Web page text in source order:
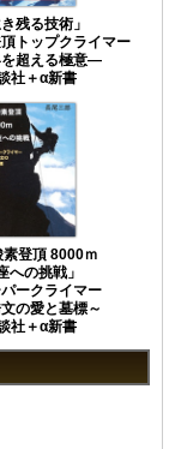
き残る技術」
トップクライマー
超える極意―
社＋α新書
素登頂 8000ｍ
への挑戦」
ークライマー
の愛と墓標～
社＋α新書